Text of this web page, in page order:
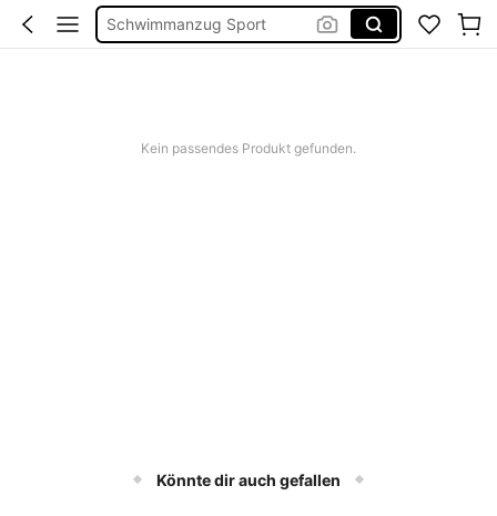
Bridesmaid Dresses
Kein passendes Produkt gefunden.
Könnte dir auch gefallen